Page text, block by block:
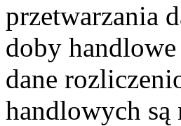
przetwarzania
doby
dane
handlowych są